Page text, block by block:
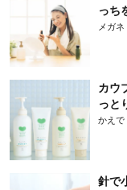
っち
メガネ
カウ
っと
かえで
針で